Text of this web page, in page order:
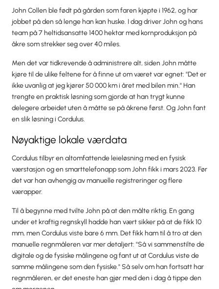
John Collen ble født på gården som faren kjøpte i 1962, og har
jobbet på den så lenge han kan huske. I dag driver John og hans
team på 7 heltidsansatte 1400 hektar med kornproduksjon på
åkre som strekker seg over 40 miles.
Men det var tidkrevende å administrere alt, siden John måtte
kjøre til de ulike feltene for å finne ut om været var egnet: "Det er
ikke uvanlig at jeg kjører 50 000 km i året med bilen min." Han
trengte en praktisk løsning som gjorde at han trygt kunne
delegere arbeidet uten å måtte se på åkrene først. Og John fant
en slik løsning i Cordulus.
Nøyaktige lokale værdata
Cordulus tilbyr en altomfattende leieløsning med en fysisk
værstasjon og en smarttelefonapp som John fikk i mars 2023. Før
det var han avhengig av manuelle registreringer og flere
værapper.
Til å begynne med tvilte John på at den målte riktig. En gang
under et kraftig regnskyll hadde han vært sikker på at de fikk 10
mm, men Cordulus viste bare 6 mm. Det fikk ham til å tro at den
manuelle regnmåleren var mer detaljert: "Så vi sammenstilte de
digitale og de fysiske målingene og fant ut at Cordulus viste de
samme målingene som den fysiske." Så selv om han fortsatt har
regnmåleren, er det eneste han gjør med den i dag å tippe den